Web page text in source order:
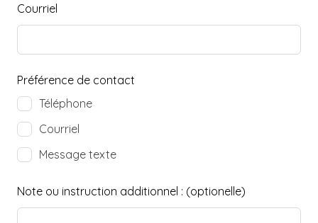
Courriel
Préférence de contact
Téléphone
Courriel
Message texte
Note ou instruction additionnel : (optionelle)